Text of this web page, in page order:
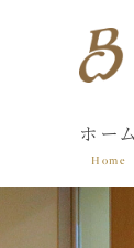
ホーム
Home